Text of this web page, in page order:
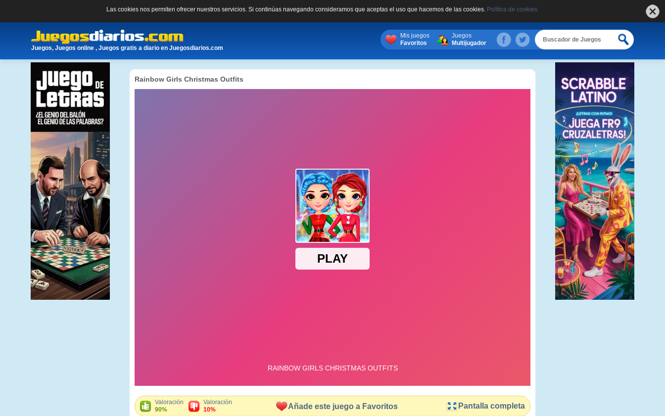
Las cookies nos permiten ofrecer nuestros servicios. Si continúas navegando consideramos que aceptas el uso que hacemos de las cookies. Política de cookies.
Juegos, Juegos online , Juegos gratis a diario en Juegosdiarios.com
Mis juegos
Favoritos
Juegos
Multijugador
Rainbow Girls Christmas Outfits
Valoración
90%
Valoración
10%
Añade este juego a Favoritos Pantalla completa